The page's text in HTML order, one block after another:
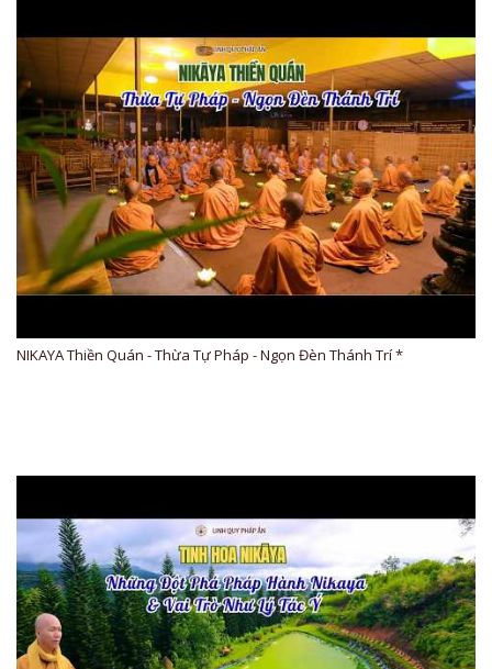
NIKAYA Thiền Quán - Thừa Tự Pháp - Ngọn Đèn Thánh Trí *